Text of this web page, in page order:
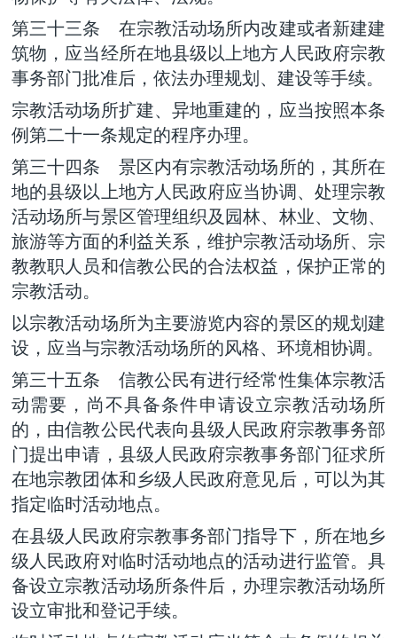
第三十三条 在宗教活动场所内改建或者新建建
筑物，应当经所在地县级以上地方人民政府宗教
事务部门批准后，依法办理规划、建设等手续。
宗教活动场所扩建、异地重建的，应当按照本条
例第二十一条规定的程序办理。
第三十四条 景区内有宗教活动场所的，其所在
地的县级以上地方人民政府应当协调、处理宗教
活动场所与景区管理组织及园林、林业、文物、
旅游等方面的利益关系，维护宗教活动场所、宗
教教职人员和信教公民的合法权益，保护正常的
宗教活动。
以宗教活动场所为主要游览内容的景区的规划建
设，应当与宗教活动场所的风格、环境相协调。
第三十五条 信教公民有进行经常性集体宗教活
动需要，尚不具备条件申请设立宗教活动场所
的，由信教公民代表向县级人民政府宗教事务部
门提出申请，县级人民政府宗教事务部门征求所
在地宗教团体和乡级人民政府意见后，可以为其
指定临时活动地点。
在县级人民政府宗教事务部门指导下，所在地乡
级人民政府对临时活动地点的活动进行监管。具
备设立宗教活动场所条件后，办理宗教活动场所
设立审批和登记手续。